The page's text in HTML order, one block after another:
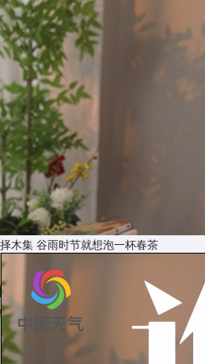
择木集 谷雨时节就想泡一杯春茶